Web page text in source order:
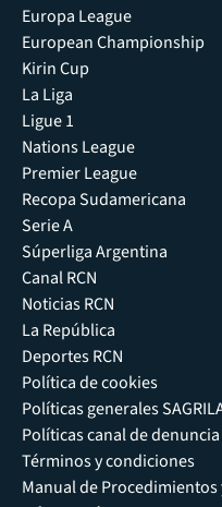
Europa League
European Championship
Kirin Cup
La Liga
Ligue 1
Nations League
Premier League
Recopa Sudamericana
Serie A
Súperliga Argentina
Canal RCN
Noticias RCN
La República
Deportes RCN
Política de cookies
Políticas generales
Políticas canal de denuncia
Términos y condiciones
Manual de